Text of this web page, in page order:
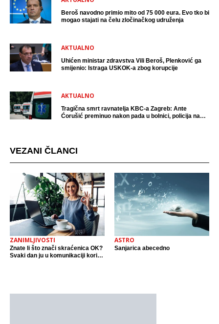
Beroš navodno primio mito od 75 000 eura. Evo tko bi
mogao stajati na čelu zločinačkog udruženja
AKTUALNO
Uhićen ministar zdravstva Vili Beroš, Plenković ga
smijenio: Istraga USKOK-a zbog korupcije
AKTUALNO
Tragična smrt ravnatelja KBC-a Zagreb: Ante
Ćorušić preminuo nakon pada u bolnici, policija na
VEZANI ČLANCI
ZANIMLJIVOSTI
Znate li što znači skraćenica OK?
Svaki dan ju u komunikaciji koristi
ASTRO
Sanjarica abecedno